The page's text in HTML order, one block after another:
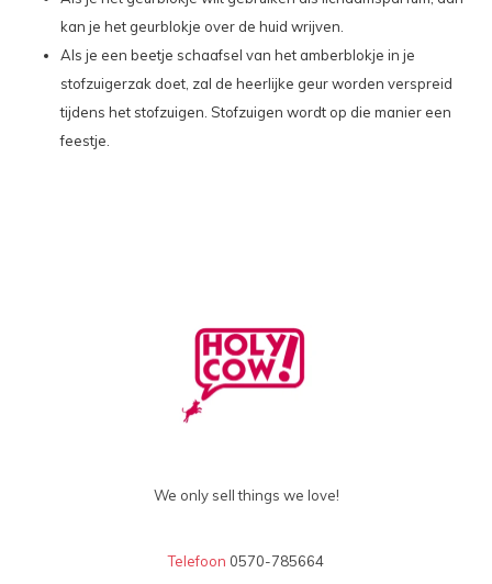
kan je het geurblokje over de huid wrijven.
Als je een beetje schaafsel van het amberblokje in je
stofzuigerzak doet, zal de heerlijke geur worden verspreid
tijdens het stofzuigen. Stofzuigen wordt op die manier een
feestje.
We only sell things we love!
Telefoon 0570-785664